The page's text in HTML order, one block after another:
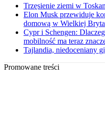
Trzęsienie ziemi w
Elon Musk przewiduje
domową w Wielkiej
Cypr i Schengen:
mobilność ma teraz
Tajlandia, niedoceniany
Promowane treści